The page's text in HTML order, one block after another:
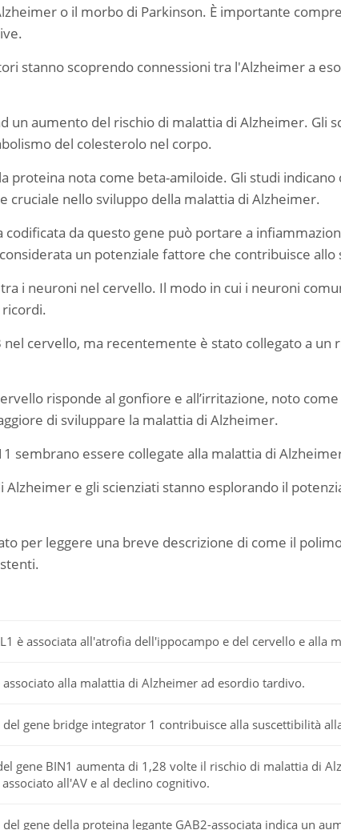
o il morbo di Parkinson. È importante
stanno scoprendo connessioni tra l'Alzheimer a
un aumento del rischio di malattia di Alzheimer. Gli
del colesterolo nel corpo.
proteina nota come beta-amiloide. Gli studi
nello sviluppo della malattia di Alzheimer.
da questo gene può portare a
un potenziale fattore che contribuisce
i neuroni nel cervello. Il modo in cui i neuroni
cervello, ma recentemente è stato collegato a
risponde al gonfiore e all’irritazione, noto
di sviluppare la malattia di Alzheimer.
sembrano essere collegate alla malattia di
e gli scienziati stanno esplorando il
per leggere una breve descrizione di come il
è associata all'atrofia dell'ippocampo e del cervello e alla
alla malattia di Alzheimer ad esordio tardivo.
gene bridge integrator 1 contribuisce alla suscettibilità
gene BIN1 aumenta di 1,28 volte il rischio di malattia di
all'AV e al declino cognitivo.
gene della proteina legante GAB2-associata indica un